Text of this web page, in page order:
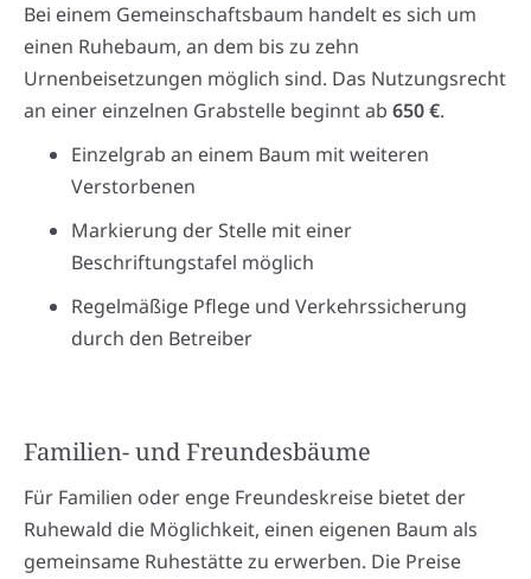
Bei einem Gemeinschaftsbaum handelt es sich um
einen Ruhebaum, an dem bis zu zehn
Urnenbeisetzungen möglich sind. Das Nutzungsrecht
an einer einzelnen Grabstelle beginnt ab 650 €.
Einzelgrab an einem Baum mit weiteren
Verstorbenen
Markierung der Stelle mit einer
Beschriftungstafel möglich
Regelmäßige Pflege und Verkehrssicherung
durch den Betreiber
Familien- und Freundesbäume
Für Familien oder enge Freundeskreise bietet der
Ruhewald die Möglichkeit, einen eigenen Baum als
gemeinsame Ruhestätte zu erwerben. Die Preise